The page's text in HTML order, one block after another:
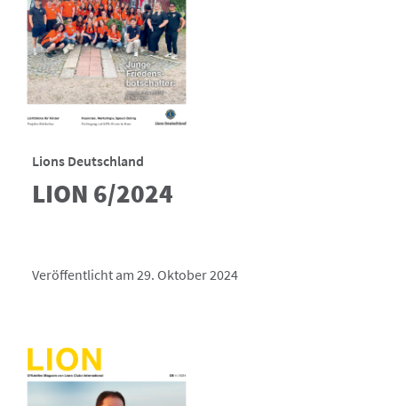
Lions Deutschland
LION 6/2024
Veröffentlicht am 29. Oktober 2024